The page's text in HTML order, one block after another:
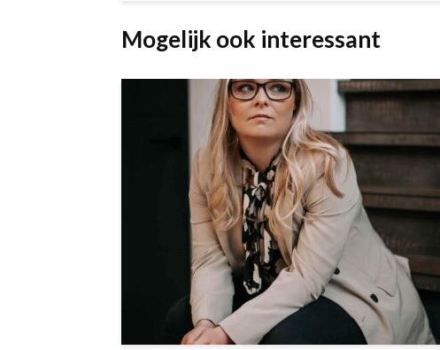
Mogelijk ook interessant